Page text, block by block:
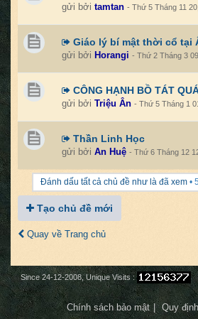
gửi bởi tamtan - Thứ 5 Tháng 11
Giáo lý bí mật thời cổ tại
gửi bởi Horangi - Thứ 2 Tháng 3
CÔNG HẠNH BỒ TÁT
gửi bởi Triệu Ân - Thứ 5 Tháng 1
Thần Linh Học
gửi bởi An Huệ - Thứ 6 Tháng 12
Đánh dấu tất cả chủ đề như là đã xem•
Tạo chủ đề mới
Quay về Trang chủ
Since 24-12-2008, Unique Visits :
Chính sách bảo mật Quy định